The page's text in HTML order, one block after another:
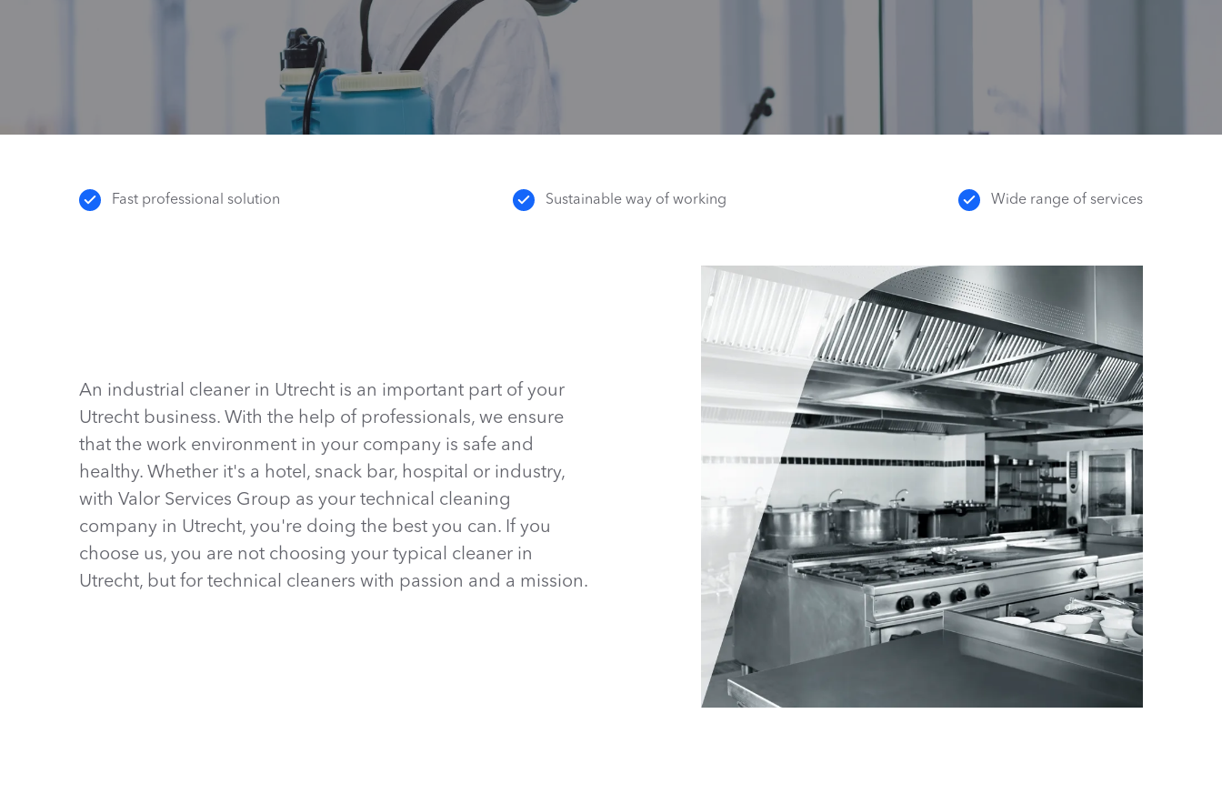
Fast professional solution Sustainable way of working Wide range of services
An industrial cleaner in Utrecht is an important part of your
Utrecht business. With the help of professionals, we ensure
that the work environment in your company is safe and
healthy. Whether it's a hotel, snack bar, hospital or industry,
with Valor Services Group as your technical cleaning
company in Utrecht, you're doing the best you can. If you
choose us, you are not choosing your typical cleaner in
Utrecht, but for technical cleaners with passion and a mission.